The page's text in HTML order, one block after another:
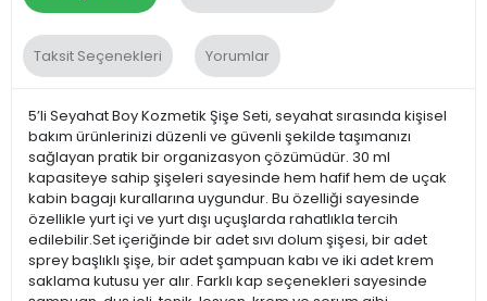
Taksit Seçenekleri Yorumlar
5’li Seyahat Boy Kozmetik Şişe Seti, seyahat sırasında kişisel
bakım ürünlerinizi düzenli ve güvenli şekilde taşımanızı
sağlayan pratik bir organizasyon çözümüdür. 30 ml
kapasiteye sahip şişeleri sayesinde hem hafif hem de uçak
kabin bagajı kurallarına uygundur. Bu özelliği sayesinde
özellikle yurt içi ve yurt dışı uçuşlarda rahatlıkla tercih
edilebilir.Set içeriğinde bir adet sıvı dolum şişesi, bir adet
sprey başlıklı şişe, bir adet şampuan kabı ve iki adet krem
saklama kutusu yer alır. Farklı kap seçenekleri sayesinde